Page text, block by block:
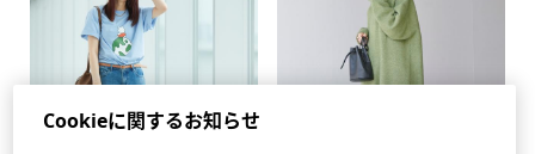
Cookieに関するお知らせ